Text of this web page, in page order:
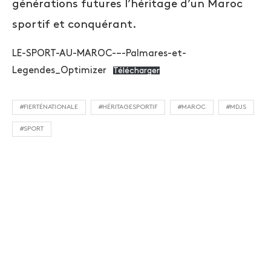
générations futures l’héritage d’un Maroc
sportif et conquérant.
LE-SPORT-AU-MAROC-–-Palmares-et-
Legendes_Optimizer
Télécharger
#FIERTÉNATIONALE #HÉRITAGESPORTIF #MAROC #MDJS
#SPORT